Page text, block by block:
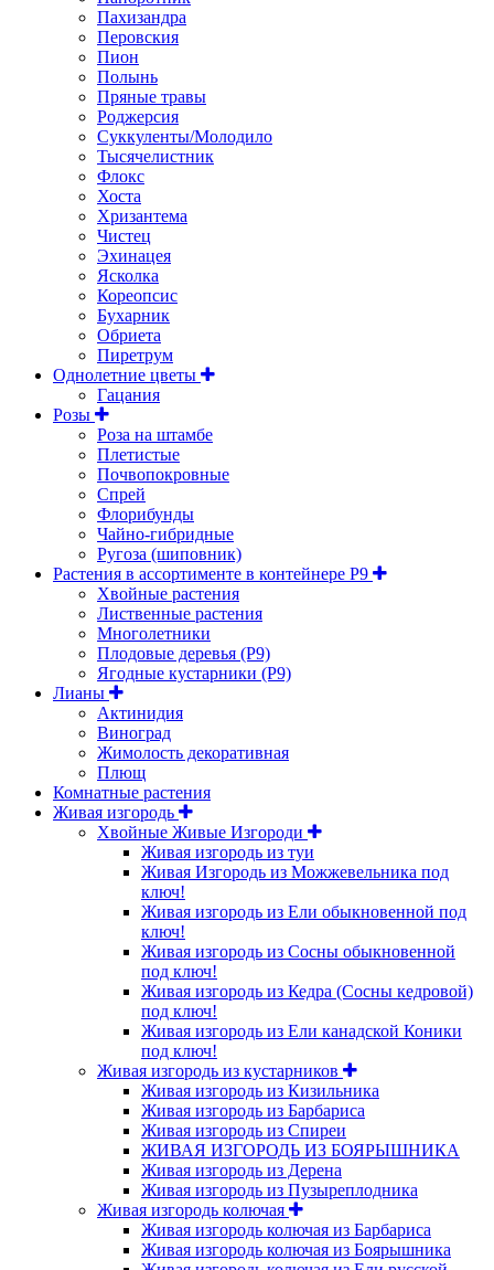
Пахизандра
Перовския
Пион
Полынь
Пряные травы
Роджерсия
Суккуленты/Молодило
Тысячелистник
Флокс
Хоста
Хризантема
Чистец
Эхинацея
Ясколка
Кореопсис
Бухарник
Обриета
Пиретрум
Однолетние цветы
Гацания
Розы
Роза на штамбе
Плетистые
Почвопокровные
Спрей
Флорибунды
Чайно-гибридные
Ругоза (шиповник)
Растения в ассортименте в контейнере P9
Хвойные растения
Лиственные растения
Многолетники
Плодовые деревья (Р9)
Ягодные кустарники (Р9)
Лианы
Актинидия
Виноград
Жимолость декоративная
Плющ
Комнатные растения
Живая изгородь
Хвойные Живые Изгороди
Живая изгородь из туи
Живая Изгородь из Можжевельника под
ключ!
Живая изгородь из Ели обыкновенной под
ключ!
Живая изгородь из Сосны обыкновенной
под ключ!
Живая изгородь из Кедра (Сосны кедровой)
под ключ!
Живая изгородь из Ели канадской Коники
под ключ!
Живая изгородь из кустарников
Живая изгородь из Кизильника
Живая изгородь из Барбариса
Живая изгородь из Спиреи
ЖИВАЯ ИЗГОРОДЬ ИЗ БОЯРЫШНИКА
Живая изгородь из Дерена
Живая изгородь из Пузыреплодника
Живая изгородь колючая
Живая изгородь колючая из Барбариса
Живая изгородь колючая из Боярышника